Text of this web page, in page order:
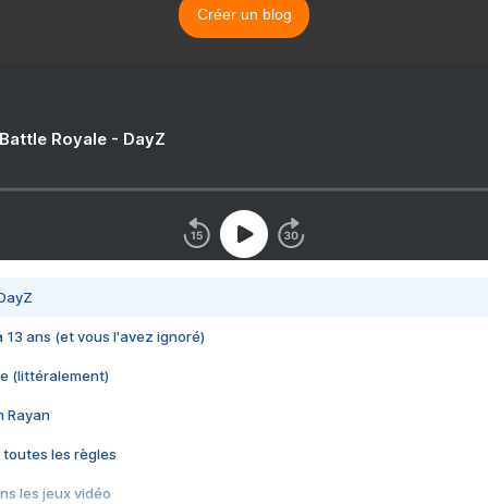
Créer un blog
Royale - DayZ
13 ans (et vous l'avez ignoré)
(littéralement)
Rayan
toutes les règles
les jeux vidéo